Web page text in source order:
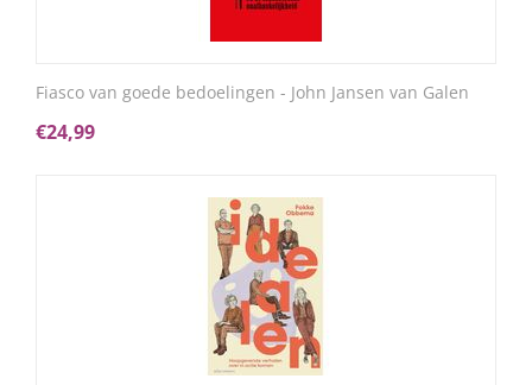
Fiasco van goede bedoelingen - John Jansen van Galen
€24,99